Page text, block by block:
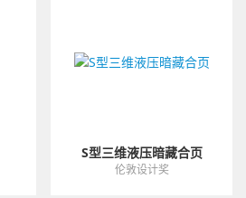
S型三维液压暗藏合页
伦敦设计奖